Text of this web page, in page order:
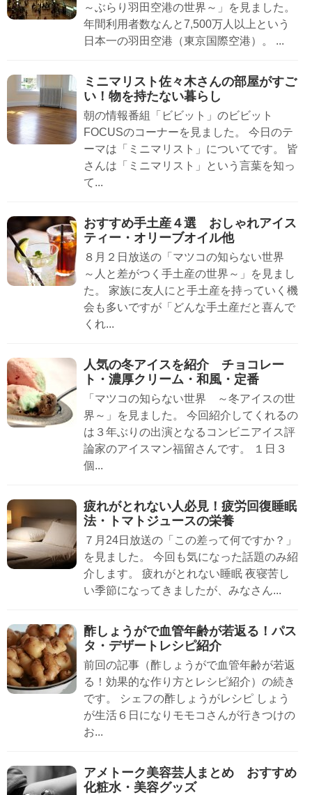
～ぶらり羽田空港の世界～」を見ました。
年間利用者数なんと7,500万人以上という
日本一の羽田空港（東京国際空港）。 ...
ミニマリスト佐々木さんの部屋がすご
い！物を持たない暮らし
朝の情報番組「ビビット」のビビット
FOCUSのコーナーを見ました。 今日のテ
ーマは「ミニマリスト」についてです。 皆
さんは「ミニマリスト」という言葉を知っ
て...
おすすめ手土産４選 おしゃれアイス
ティー・オリーブオイル他
８月２日放送の「マツコの知らない世界
～人と差がつく手土産の世界～」を見まし
た。 家族に友人にと手土産を持っていく機
会も多いですが「どんな手土産だと喜んで
くれ...
人気の冬アイスを紹介 チョコレー
ト・濃厚クリーム・和風・定番
「マツコの知らない世界 ～冬アイスの世
界～」を見ました。 今回紹介してくれるの
は３年ぶりの出演となるコンビニアイス評
論家のアイスマン福留さんです。 １日３
個...
疲れがとれない人必見！疲労回復睡眠
法・トマトジュースの栄養
７月24日放送の「この差って何ですか？」
を見ました。 今回も気になった話題のみ紹
介します。 疲れがとれない睡眠 夜寝苦し
い季節になってきましたが、みなさん...
酢しょうがで血管年齢が若返る！パス
タ・デザートレシピ紹介
前回の記事（酢しょうがで血管年齢が若返
る！効果的な作り方とレシピ紹介）の続き
です。 シェフの酢しょうがレシピ しょう
が生活６日になりモモコさんが行きつけの
お...
アメトーク美容芸人まとめ おすすめ
化粧水・美容グッズ